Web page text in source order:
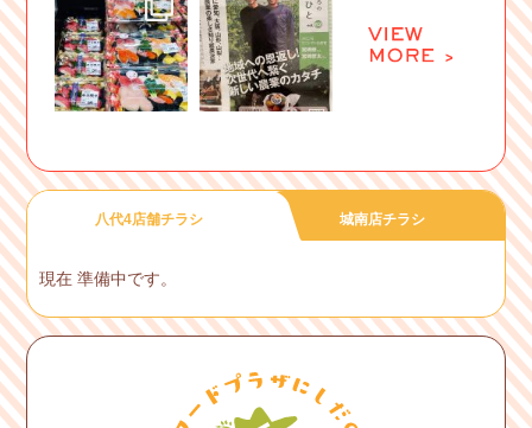
八代4店舗チラシ 城南店チラシ
現在 準備中です。